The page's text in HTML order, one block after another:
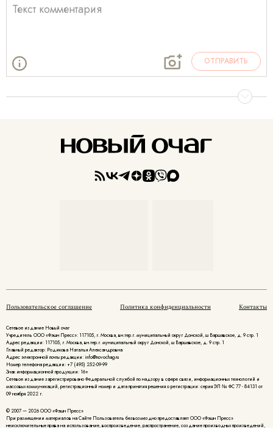
ОТПРАВИТЬ
Пользовательское соглашение Политика конфиденциальности Контакты
Сетевое издание Новый очаг
Учредитель ООО «Фэшн Пресс»: 117105, г. Москва, вн.тер.г. муниципальный округ Донской, ш Варшавское, д. 9 стр. 1
Адрес редакции: 117105, г. Москва, вн.тер.г. муниципальный округ Донской, ш Варшавское, д. 9 стр. 1
Главный редактор: Родикова Наталья Александровна
Адрес электронной почты редакции: info@novochag.ru
Номер телефона редакции: +7 (495) 252-09-99
Знак информационной продукции: 16+
Cетевое издание зарегистрировано Федеральной службой по надзору в сфере связи, информационных технологий и
массовых коммуникаций, регистрационный номер и дата принятия решения о регистрации: серия ЭЛ № ФС 77 - 84131 от
09 ноября 2022 г.
© 2007 — 2026 ООО «Фэшн Пресс»
При размещении материалов на Сайте Пользователь безвозмездно предоставляет ООО «Фэшн Пресс»
неисключительные права на использование, воспроизведение, распространение, создание производных произведений,